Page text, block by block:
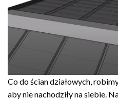
Co do ścian działowych,
aby nie nachodziły na siebie.